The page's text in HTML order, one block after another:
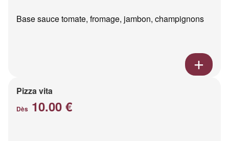
Base sauce tomate, fromage, jambon, champignons
Pizza vita
Dès 10.00 €